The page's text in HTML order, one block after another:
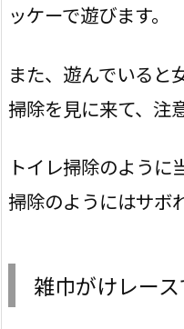
ッケーで遊びます。
また、遊んでいると
掃除を見に来て、注
トイレ掃除のように
掃除のようにはサボ
雑巾がけレー